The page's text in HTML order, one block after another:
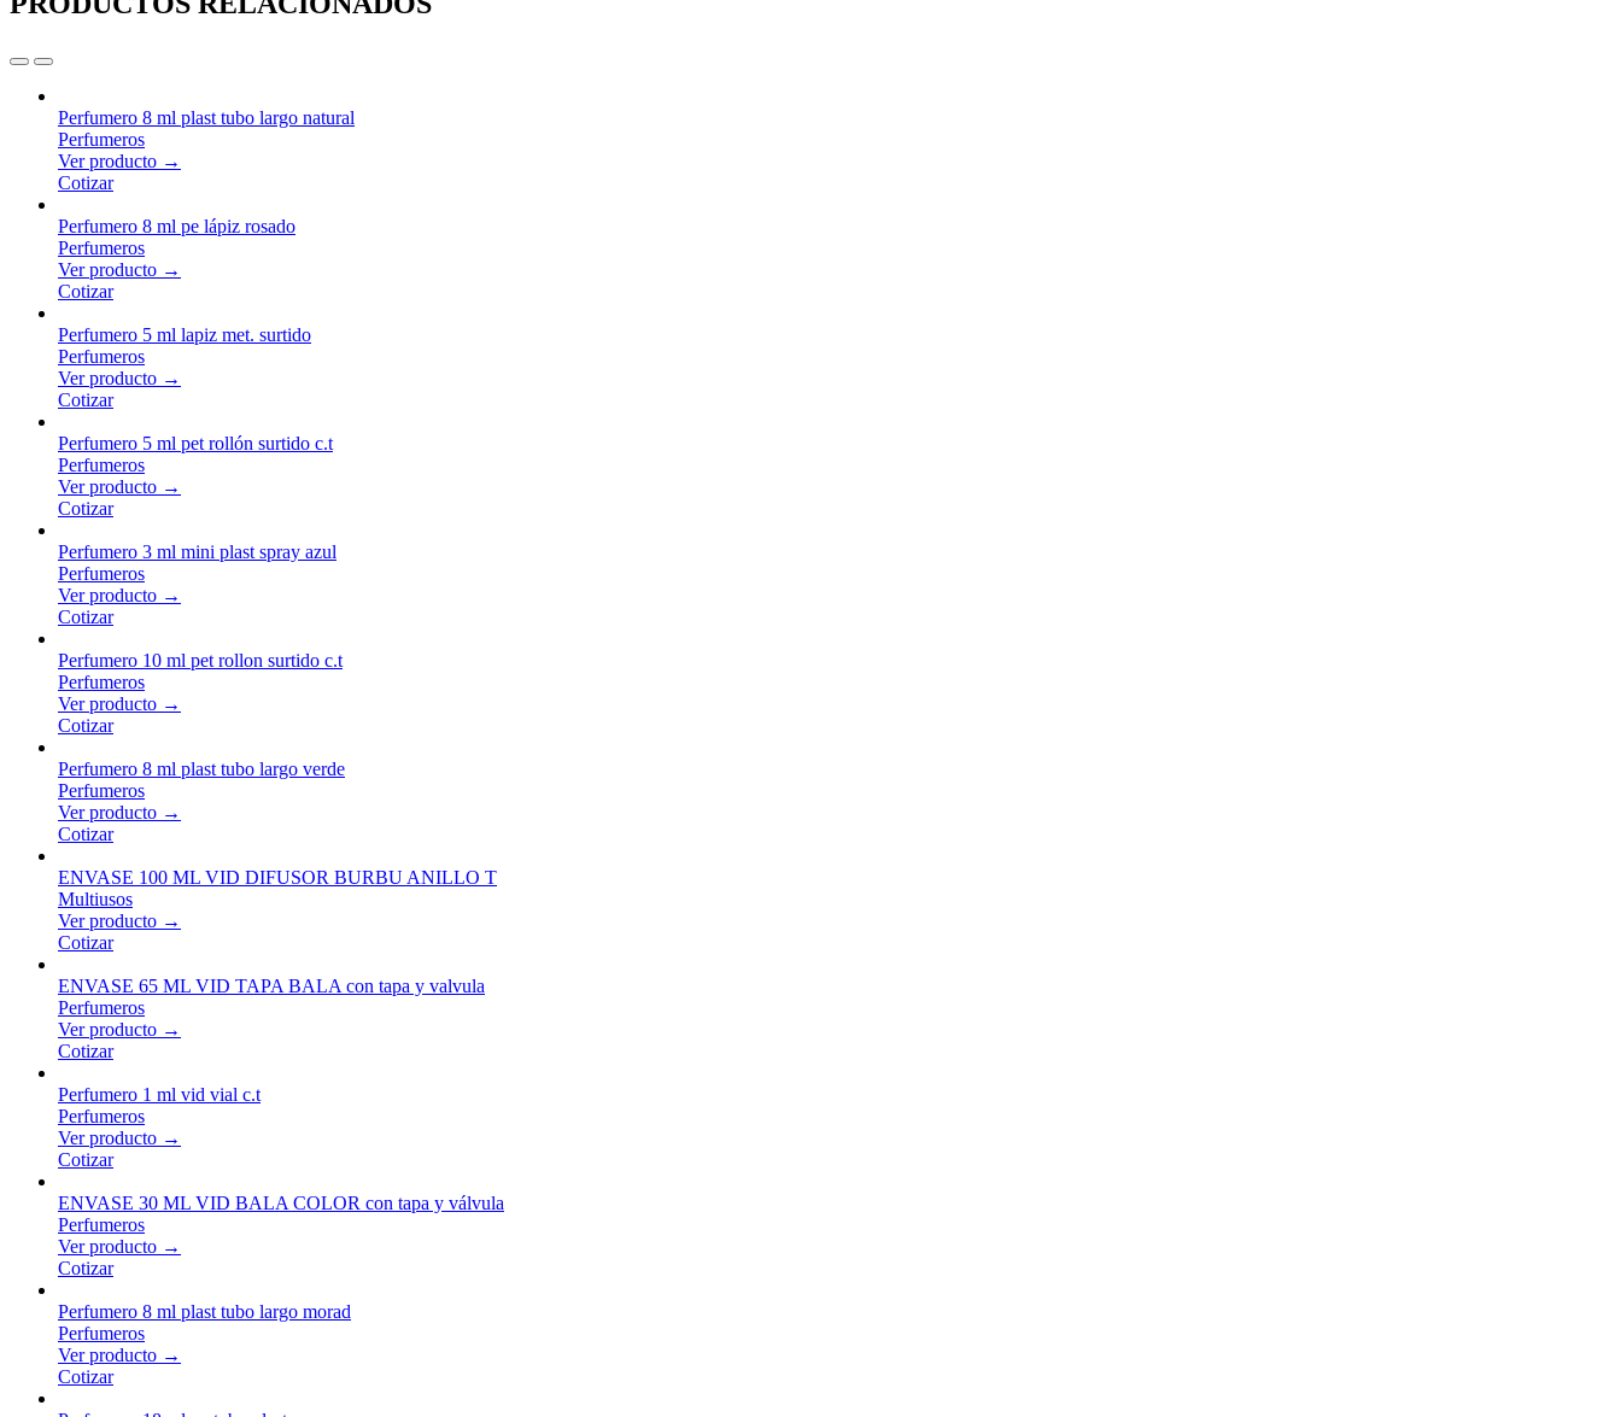
Perfumero 8 ml plast tubo largo natural
Perfumeros
Ver producto →
Cotizar
Perfumero 8 ml pe lápiz rosado
Perfumeros
Ver producto →
Cotizar
Perfumero 5 ml lapiz met. surtido
Perfumeros
Ver producto →
Cotizar
Perfumero 5 ml pet rollón surtido c.t
Perfumeros
Ver producto →
Cotizar
Perfumero 3 ml mini plast spray azul
Perfumeros
Ver producto →
Cotizar
Perfumero 10 ml pet rollon surtido c.t
Perfumeros
Ver producto →
Cotizar
Perfumero 8 ml plast tubo largo verde
Perfumeros
Ver producto →
Cotizar
ENVASE 100 ML VID DIFUSOR BURBU ANILLO T
Multiusos
Ver producto →
Cotizar
ENVASE 65 ML VID TAPA BALA con tapa y valvula
Perfumeros
Ver producto →
Cotizar
Perfumero 1 ml vid vial c.t
Perfumeros
Ver producto →
Cotizar
ENVASE 30 ML VID BALA COLOR con tapa y válvula
Perfumeros
Ver producto →
Cotizar
Perfumero 8 ml plast tubo largo morad
Perfumeros
Ver producto →
Cotizar